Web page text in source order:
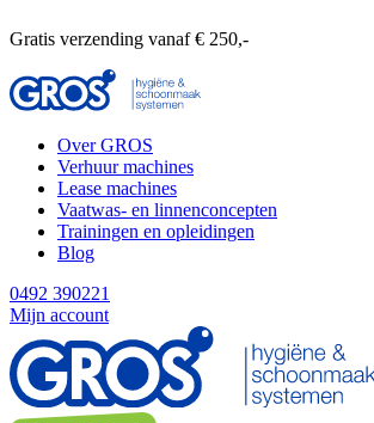
Gratis verzending vanaf € 250,-
Over GROS
Verhuur machines
Lease machines
Vaatwas- en linnenconcepten
Trainingen en opleidingen
Blog
0492 390221
Mijn account